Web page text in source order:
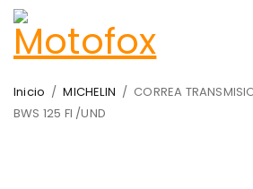
Inicio / MICHELIN / CORREA
BWS 125 FI /UND